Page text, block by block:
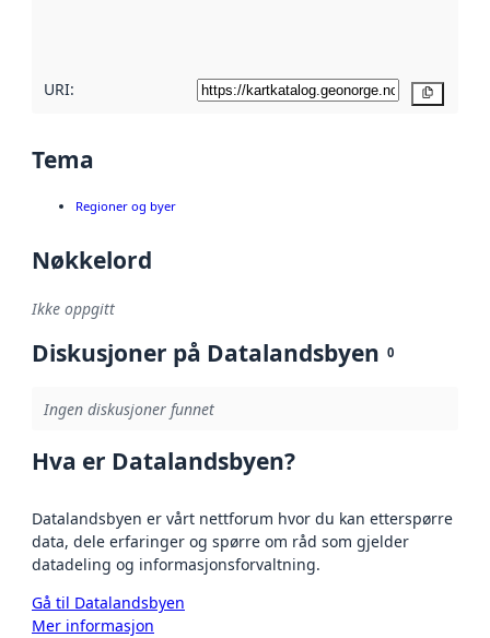
URI:
Tema
Regioner og byer
Nøkkelord
Ikke oppgitt
Diskusjoner på Datalandsbyen 0
Ingen diskusjoner funnet
Hva er Datalandsbyen?
Datalandsbyen er vårt nettforum hvor du kan etterspørre
data, dele erfaringer og spørre om råd som gjelder
datadeling og informasjonsforvaltning.
Gå til Datalandsbyen
Mer informasjon